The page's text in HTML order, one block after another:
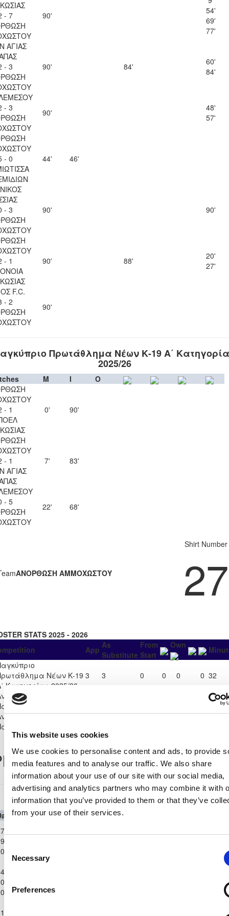
This website uses cookies
We use cookies to personalise content and ads, to provide
media features and to analyse our traffic. We also share
information about your use of our site with our social media,
advertising and analytics partners who may combine it with
information that you’ve provided to them or that they’ve
from your use of their services.
Consent
Selection
Necessary
Preferences
- 7
90'
54'
69'
77'
ΑΓΙΑΣ
- 3
90' 84'
60'
84'
- 3
90'
48'
57'
- 0
44' 46'
- 3
90' 90'
- 1
90' 88'
20'
27'
F.C.
- 2
90'
Πρωτάθλημα Νέων Κ-19 Α΄
2025/26
M I
O
- 1
0' 90'
- 1
ΑΓΙΑΣ
7' 83'
- 5
22' 68'
ΑΝΟΡΘΩΣΗ ΑΜΜΟΧΩΣΤΟΥ
Shirt Number
27
STATS 2025 - 2026
App As
Substitute
From
Start
Own
Νέων Κ-19
Κατηγορίας 2025/26
3 3 0 0 0 0 32
Κατηγορία
Κ-17 2025/26
621
Κατηγορία
Κ-16 2025/26
Record
Ανώτατη Κατηγορία Παίδων Κ-17 2025/26
Competition Home TeamH A
Κατηγορία
2025/26
ΑΕΚ
ΑΝΟΡΘΩΣΗ
Παίδων Κ-17